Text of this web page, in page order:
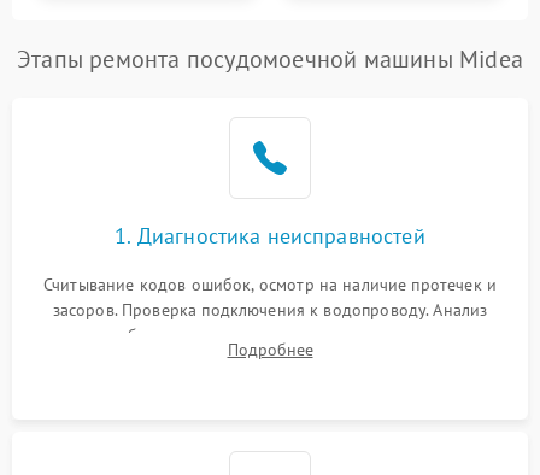
Этапы ремонта посудомоечной машины Midea
1. Диагностика неисправностей
Считывание кодов ошибок, осмотр на наличие протечек и
засоров. Проверка подключения к водопроводу. Анализ
жалоб на отсутствие слива, нагрева, вращения
разбрызгивателей или срабатывание системы защиты
Подробнее